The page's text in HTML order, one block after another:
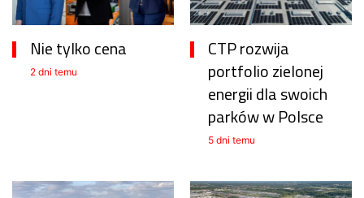
Nie tylko cena
2 dni temu
CTP rozwija
portfolio zielonej
energii dla swoich
parków w Polsce
5 dni temu